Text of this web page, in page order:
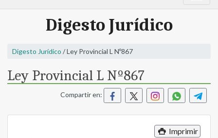
Digesto Jurídico
Digesto Jurídico / Ley Provincial L Nº867
Ley Provincial L Nº867
Compartir en:
Imprimir